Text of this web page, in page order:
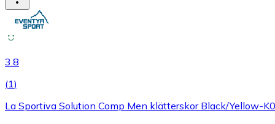
3.8
(1)
La Sportiva Solution Comp Men klätterskor Black/Yellow-